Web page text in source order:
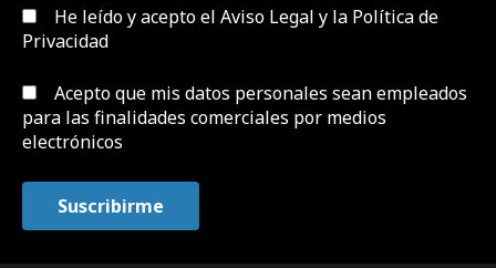
He leído y acepto el Aviso Legal y la Política de
Privacidad
Acepto que mis datos personales sean empleados
para las finalidades comerciales por medios
electrónicos